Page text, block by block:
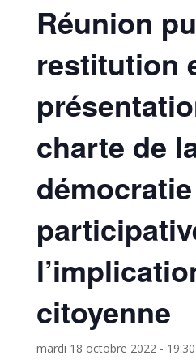
Réunion
restitution
charte de
démocratie
citoyenne
mardi 18 octobre 2022 - 19:30